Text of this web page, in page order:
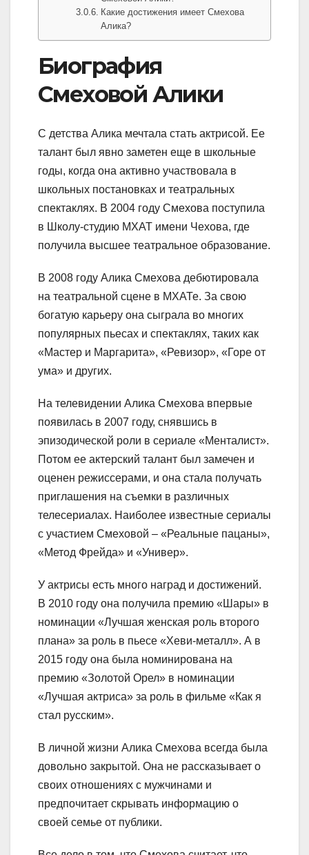
Какие достижения имеет Смехова
Алика?
Биография
Смеховой Алики
С детства Алика мечтала стать актрисой. Ее
талант был явно заметен еще в школьные
годы, когда она активно участвовала в
школьных постановках и театральных
спектаклях. В 2004 году Смехова поступила
в Школу-студию МХАТ имени Чехова, где
получила высшее театральное образование.
В 2008 году Алика Смехова дебютировала
на театральной сцене в МХАТе. За свою
богатую карьеру она сыграла во многих
популярных пьесах и спектаклях, таких как
«Мастер и Маргарита», «Ревизор», «Горе от
ума» и других.
На телевидении Алика Смехова впервые
появилась в 2007 году, снявшись в
эпизодической роли в сериале «Менталист».
Потом ее актерский талант был замечен и
оценен режиссерами, и она стала получать
приглашения на съемки в различных
телесериалах. Наиболее известные сериалы
с участием Смеховой – «Реальные пацаны»,
«Метод Фрейда» и «Универ».
У актрисы есть много наград и достижений.
В 2010 году она получила премию «Шары» в
номинации «Лучшая женская роль второго
плана» за роль в пьесе «Хеви-металл». А в
2015 году она была номинирована на
премию «Золотой Орел» в номинации
«Лучшая актриса» за роль в фильме «Как я
стал русским».
В личной жизни Алика Смехова всегда была
довольно закрытой. Она не рассказывает о
своих отношениях с мужчинами и
предпочитает скрывать информацию о
своей семье от публики.